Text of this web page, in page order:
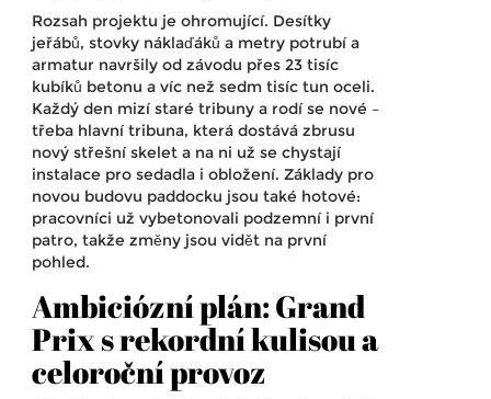
Rozsah projektu je ohromující. Desítky
jeřábů, stovky náklaďáků a metry potrubí a
armatur navršily od závodu přes 23 tisíc
kubíků betonu a víc než sedm tisíc tun oceli.
Každý den mizí staré tribuny a rodí se nové –
třeba hlavní tribuna, která dostává zbrusu
nový střešní skelet a na ni už se chystají
instalace pro sedadla i obložení. Základy pro
novou budovu paddocku jsou také hotové:
pracovníci už vybetonovali podzemní i první
patro, takže změny jsou vidět na první
pohled.
Ambiciózní plán: Grand
Prix s rekordní kulisou a
celoroční provoz